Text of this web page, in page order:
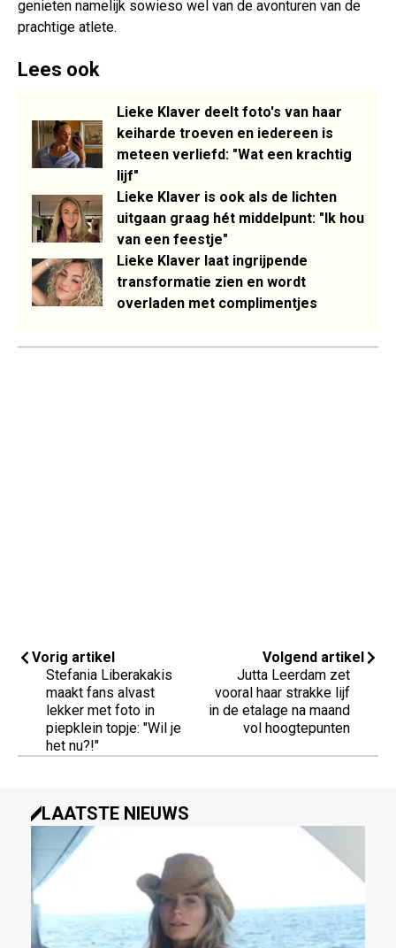
genieten namelijk sowieso wel van de avonturen van de
prachtige atlete.
Lees ook
Lieke Klaver deelt foto's van haar
keiharde troeven en iedereen is
meteen verliefd: "Wat een krachtig
lijf"
Lieke Klaver is ook als de lichten
uitgaan graag hét middelpunt: "Ik hou
van een feestje"
Lieke Klaver laat ingrijpende
transformatie zien en wordt
overladen met complimentjes
Vorig artikel
Stefania Liberakakis
maakt fans alvast
lekker met foto in
piepklein topje: "Wil je
het nu?!"
Volgend artikel
Jutta Leerdam zet
vooral haar strakke lijf
in de etalage na maand
vol hoogtepunten
LAATSTE NIEUWS